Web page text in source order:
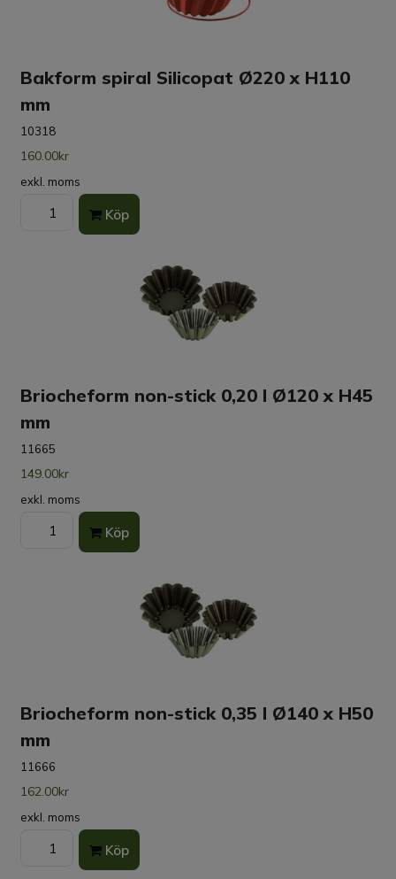
Bakform spiral Silicopat Ø220 x H110
mm
10318
160.00kr
exkl. moms
Köp
Briocheform non-stick 0,20 l Ø120 x H45
mm
11665
149.00kr
exkl. moms
Köp
Briocheform non-stick 0,35 l Ø140 x H50
mm
11666
162.00kr
exkl. moms
Köp